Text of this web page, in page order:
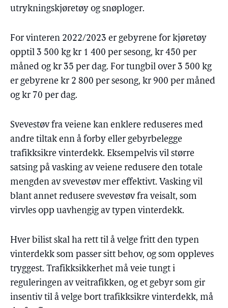
utrykningskjøretøy og snøploger.
For vinteren 2022/2023 er gebyrene for kjøretøy
opptil 3 500 kg kr 1 400 per sesong, kr 450 per
måned og kr 35 per dag. For tungbil over 3 500 kg
er gebyrene kr 2 800 per sesong, kr 900 per måned
og kr 70 per dag.
Svevestøv fra veiene kan enklere reduseres med
andre tiltak enn å forby eller gebyrbelegge
trafikksikre vinterdekk. Eksempelvis vil større
satsing på vasking av veiene redusere den totale
mengden av svevestøv mer effektivt. Vasking vil
blant annet redusere svevestøv fra veisalt, som
virvles opp uavhengig av typen vinterdekk.
Hver bilist skal ha rett til å velge fritt den typen
vinterdekk som passer sitt behov, og som oppleves
tryggest. Trafikksikkerhet må veie tungt i
reguleringen av veitrafikken, og et gebyr som gir
insentiv til å velge bort trafikksikre vinterdekk, må